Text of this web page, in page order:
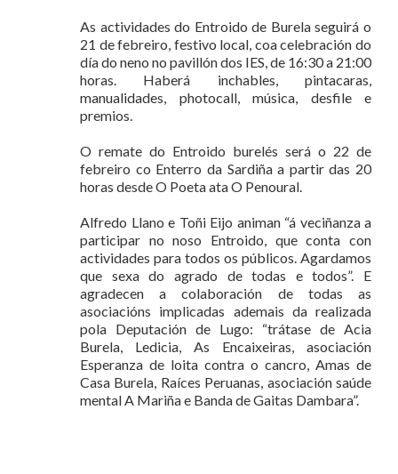
As actividades do Entroido de Burela seguirá o
21 de febreiro, festivo local, coa celebración do
día do neno no pavillón dos IES, de 16:30 a 21:00
horas. Haberá inchables, pintacaras,
manualidades, photocall, música, desfile e
premios.
O remate do Entroido burelés será o 22 de
febreiro co Enterro da Sardiña a partir das 20
horas desde O Poeta ata O Penoural.
Alfredo Llano e Toñi Eijo animan “á veciñanza a
participar no noso Entroido, que conta con
actividades para todos os públicos. Agardamos
que sexa do agrado de todas e todos”. E
agradecen a colaboración de todas as
asociacións implicadas ademais da realizada
pola Deputación de Lugo: “trátase de Acia
Burela, Ledicia, As Encaixeiras, asociación
Esperanza de loita contra o cancro, Amas de
Casa Burela, Raíces Peruanas, asociación saúde
mental A Mariña e Banda de Gaitas Dambara”.